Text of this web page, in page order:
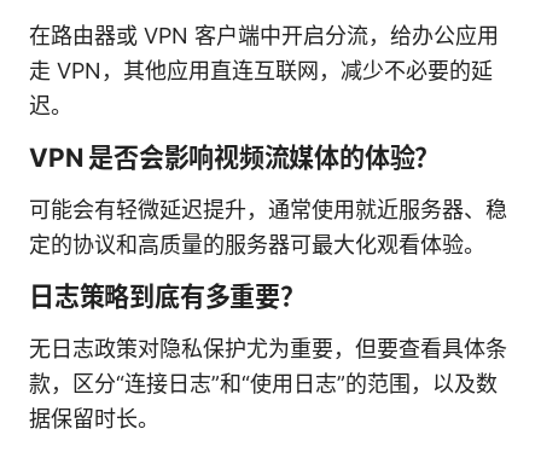
在路由器或 VPN 客户端中开启分流，给办公应用
走 VPN，其他应用直连互联网，减少不必要的延
迟。
VPN 是否会影响视频流媒体的体验？
可能会有轻微延迟提升，通常使用就近服务器、稳
定的协议和高质量的服务器可最大化观看体验。
日志策略到底有多重要？
无日志政策对隐私保护尤为重要，但要查看具体条
款，区分“连接日志”和“使用日志”的范围，以及数
据保留时长。